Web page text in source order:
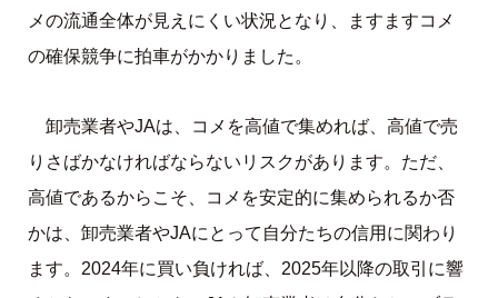
メの流通全体が見えにくい状況となり、ますますコメ
の確保競争に拍車がかかりました。
卸売業者やJAは、コメを高値で集めれば、高値で売
りさばかなければならないリスクがあります。ただ、
高値であるからこそ、コメを安定的に集められるか否
かは、卸売業者やJAにとって自分たちの信用に関わり
ます。2024年に買い負ければ、2025年以降の取引に響